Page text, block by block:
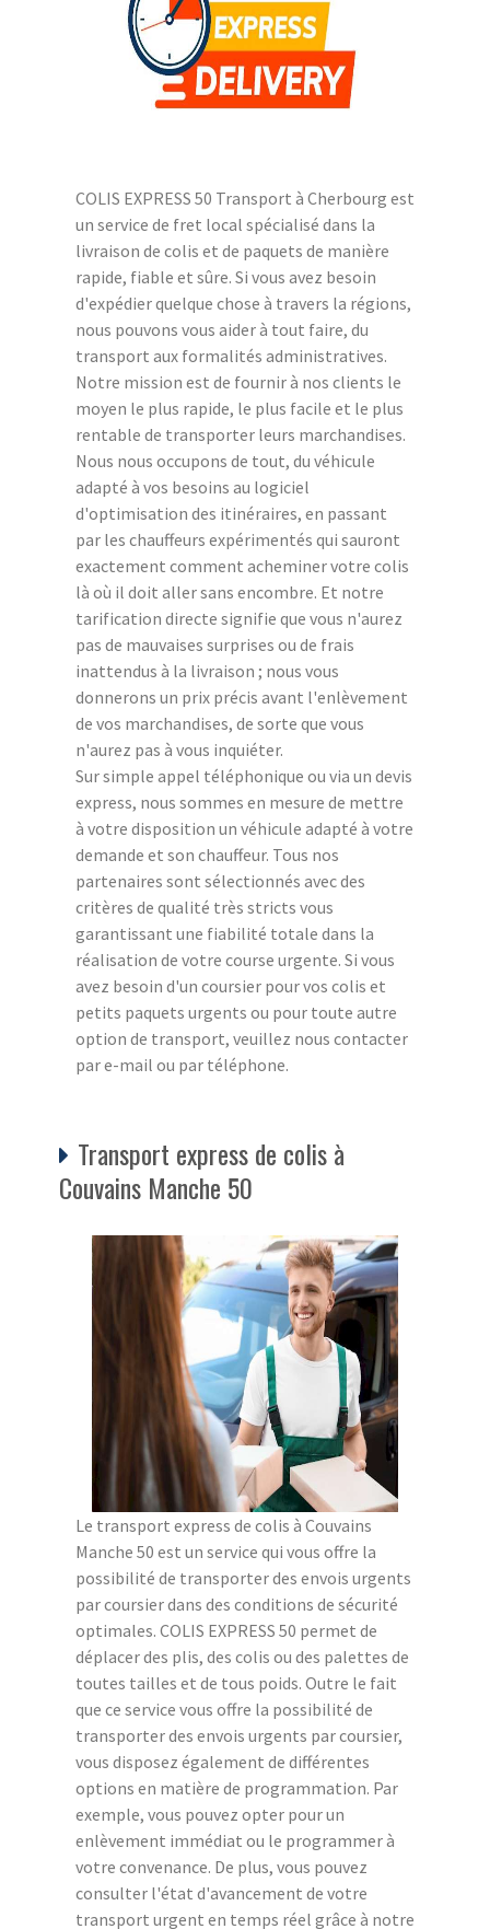
COLIS EXPRESS 50 Transport à Cherbourg est
un service de fret local spécialisé dans la
livraison de colis et de paquets de manière
rapide, fiable et sûre. Si vous avez besoin
d'expédier quelque chose à travers la régions,
nous pouvons vous aider à tout faire, du
transport aux formalités administratives.
Notre mission est de fournir à nos clients le
moyen le plus rapide, le plus facile et le plus
rentable de transporter leurs marchandises.
Nous nous occupons de tout, du véhicule
adapté à vos besoins au logiciel
d'optimisation des itinéraires, en passant
par les chauffeurs expérimentés qui sauront
exactement comment acheminer votre colis
là où il doit aller sans encombre. Et notre
tarification directe signifie que vous n'aurez
pas de mauvaises surprises ou de frais
inattendus à la livraison ; nous vous
donnerons un prix précis avant l'enlèvement
de vos marchandises, de sorte que vous
n'aurez pas à vous inquiéter.
Sur simple appel téléphonique ou via un devis
express, nous sommes en mesure de mettre
à votre disposition un véhicule adapté à votre
demande et son chauffeur. Tous nos
partenaires sont sélectionnés avec des
critères de qualité très stricts vous
garantissant une fiabilité totale dans la
réalisation de votre course urgente. Si vous
avez besoin d'un coursier pour vos colis et
petits paquets urgents ou pour toute autre
option de transport, veuillez nous contacter
par e-mail ou par téléphone.
Transport express de colis à
Couvains Manche 50
Le transport express de colis à Couvains
Manche 50 est un service qui vous offre la
possibilité de transporter des envois urgents
par coursier dans des conditions de sécurité
optimales. COLIS EXPRESS 50 permet de
déplacer des plis, des colis ou des palettes de
toutes tailles et de tous poids. Outre le fait
que ce service vous offre la possibilité de
transporter des envois urgents par coursier,
vous disposez également de différentes
options en matière de programmation. Par
exemple, vous pouvez opter pour un
enlèvement immédiat ou le programmer à
votre convenance. De plus, vous pouvez
consulter l'état d'avancement de votre
transport urgent en temps réel grâce à notre